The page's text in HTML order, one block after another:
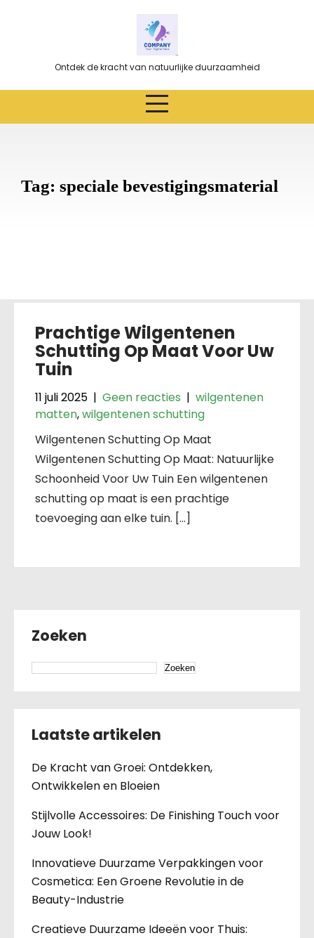
Ontdek de kracht van natuurlijke duurzaamheid
Tag: speciale bevestigingsmaterial
Prachtige Wilgentenen
Schutting Op Maat Voor Uw
Tuin
11 juli 2025 | Geen reacties | wilgentenen
matten,wilgentenen schutting
Wilgentenen Schutting Op Maat
Wilgentenen Schutting Op Maat: Natuurlijke
Schoonheid Voor Uw Tuin Een wilgentenen
schutting op maat is een prachtige
toevoeging aan elke tuin. […]
Zoeken
Zoeken
Laatste artikelen
De Kracht van Groei: Ontdekken,
Ontwikkelen en Bloeien
Stijlvolle Accessoires: De Finishing Touch voor
Jouw Look!
Innovatieve Duurzame Verpakkingen voor
Cosmetica: Een Groene Revolutie in de
Beauty-Industrie
Creatieve Duurzame Ideeën voor Thuis: